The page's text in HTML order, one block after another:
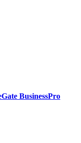
BusinessPro